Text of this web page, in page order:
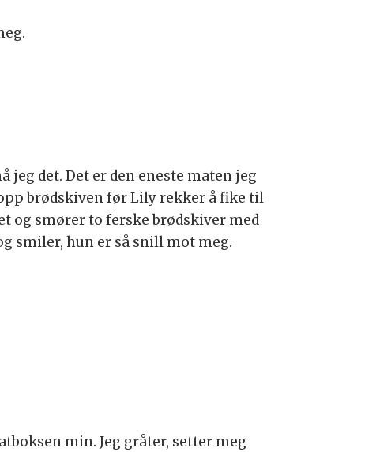
jeg det. Det er den eneste maten jeg
brødskiven før Lily rekker å fike til
og smører to ferske brødskiver med
smiler, hun er så snill mot meg.
min. Jeg gråter, setter meg